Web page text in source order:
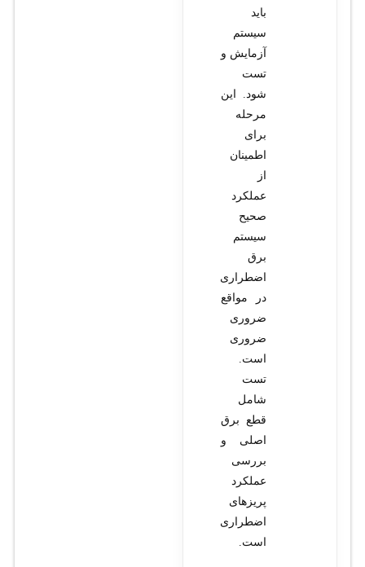
باید
سیستم
آزمایش و
تست
شود. این
مرحله
برای
اطمینان
از
عملکرد
صحیح
سیستم
برق
اضطراری
در مواقع
ضروری
ضروری
است.
تست
شامل
قطع برق
اصلی و
بررسی
عملکرد
پریزهای
اضطراری
است.